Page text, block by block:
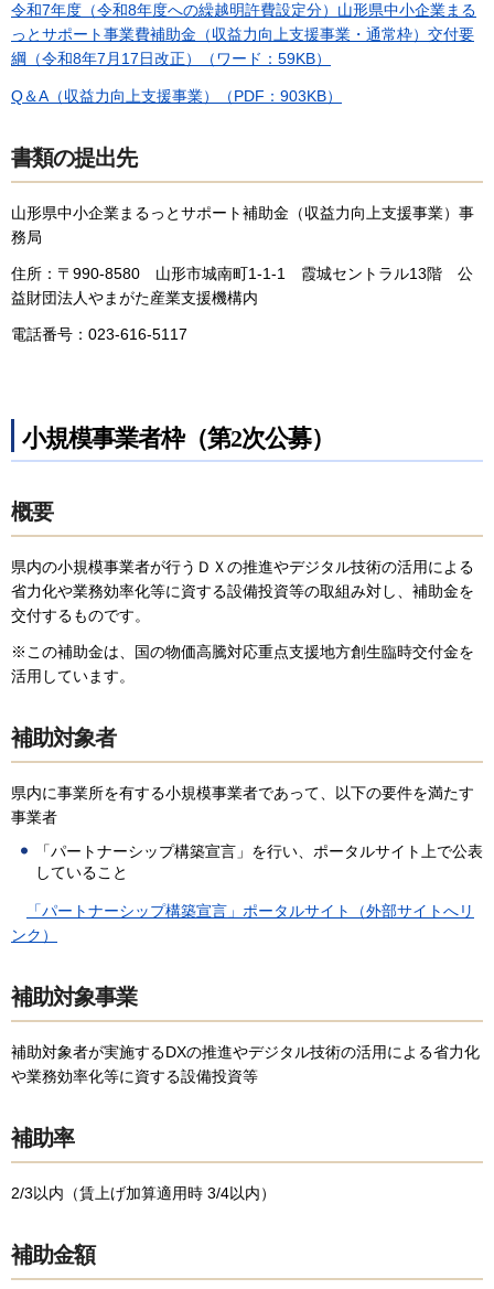
令和7年度（令和8年度への繰越明許費設定分）山形県中小企業まる
っとサポート事業費補助金（収益力向上支援事業・通常枠）交付要
綱（令和8年7月17日改正）（ワード：59KB）
Q＆A（収益力向上支援事業）（PDF：903KB）
書類の提出先
山形県中小企業まるっとサポート補助金（収益力向上支援事業）事
務局
住所：〒990-8580 山形市城南町1-1-1 霞城セントラル13階 公
益財団法人やまがた産業支援機構内
電話番号：023-616-5117
小規模事業者枠（第2次公募）
概要
県内の小規模事業者が行うＤＸの推進やデジタル技術の活用による
省力化や業務効率化等に資する設備投資等の取組み対し、補助金を
交付するものです。
※この補助金は、国の物価高騰対応重点支援地方創生臨時交付金を
活用しています。
補助対象者
県内に事業所を有する小規模事業者であって、以下の要件を満たす
事業者
「パートナーシップ構築宣言」を行い、ポータルサイト上で公表
していること
「パートナーシップ構築宣言」ポータルサイト（外部サイトへリ
ンク）
補助対象事業
補助対象者が実施するDXの推進やデジタル技術の活用による省力化
や業務効率化等に資する設備投資等
補助率
2/3以内（賃上げ加算適用時 3/4以内）
補助金額